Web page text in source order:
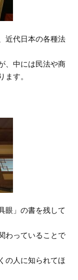
近代日本の各種法
、中には民法や商
す。
眼」の書を残して
わっていることで
の人に知られてほ